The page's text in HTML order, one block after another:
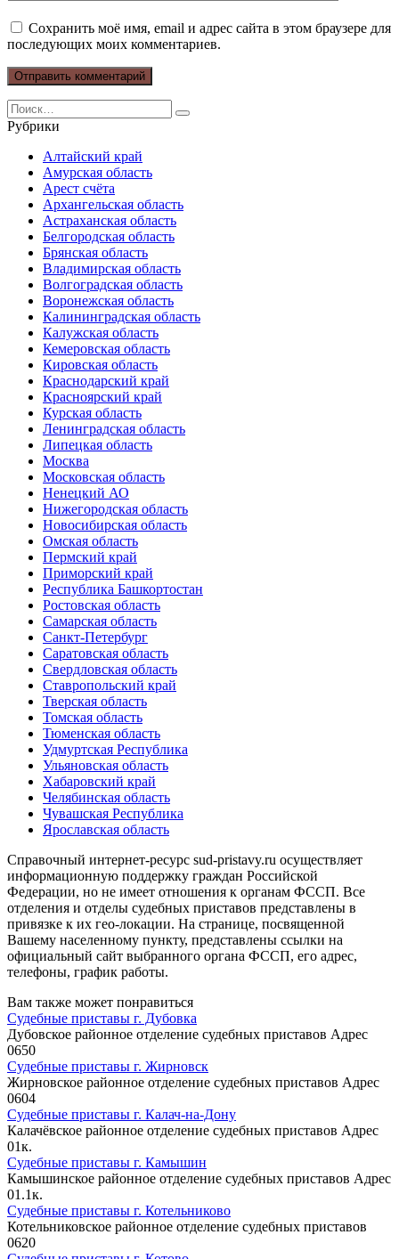
Сохранить моё имя, email и адрес сайта в этом браузере для
последующих моих комментариев.
Search
for:
Рубрики
Алтайский край
Амурская область
Арест счёта
Архангельская область
Астраханская область
Белгородская область
Брянская область
Владимирская область
Волгоградская область
Воронежская область
Калининградская область
Калужская область
Кемеровская область
Кировская область
Краснодарский край
Красноярский край
Курская область
Ленинградская область
Липецкая область
Москва
Московская область
Ненецкий АО
Нижегородская область
Новосибирская область
Омская область
Пермский край
Приморский край
Республика Башкортостан
Ростовская область
Самарская область
Санкт-Петербург
Саратовская область
Свердловская область
Ставропольский край
Тверская область
Томская область
Тюменская область
Удмуртская Республика
Ульяновская область
Хабаровский край
Челябинская область
Чувашская Республика
Ярославская область
Справочный интернет-ресурс sud-pristavy.ru осуществляет
информационную поддержку граждан Российской
Федерации, но не имеет отношения к органам ФССП. Все
отделения и отделы судебных приставов представлены в
привязке к их гео-локации. На странице, посвященной
Вашему населенному пункту, представлены ссылки на
официальный сайт выбранного органа ФССП, его адрес,
телефоны, график работы.
Вам также может понравиться
Судебные приставы г. Дубовка
Дубовское районное отделение судебных приставов Адрес
0650
Судебные приставы г. Жирновск
Жирновское районное отделение судебных приставов Адрес
0604
Судебные приставы г. Калач-на-Дону
Калачёвское районное отделение судебных приставов Адрес
01к.
Судебные приставы г. Камышин
Камышинское районное отделение судебных приставов Адрес
01.1к.
Судебные приставы г. Котельниково
Котельниковское районное отделение судебных приставов
0620